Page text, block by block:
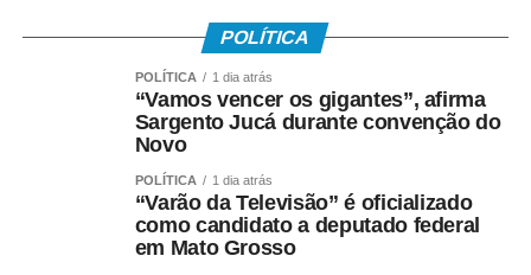
Após o anúncio do presidente, o TSE abriu prazo para
receber, até a próxima sexta-feira (17), sugestões para a
definição dos critérios para a escolha dos vencedores do
Outro lado
Em nota, a Associação Brasileira de Empresas de
POLÍTICA
POLÍTICA 1 dia atrás
“Vamos vencer os gigantes”, afirma
Sargento Jucá durante convenção do
Novo
POLÍTICA 1 dia atrás
“Varão da Televisão” é oficializado
como candidato a deputado federal
em Mato Grosso